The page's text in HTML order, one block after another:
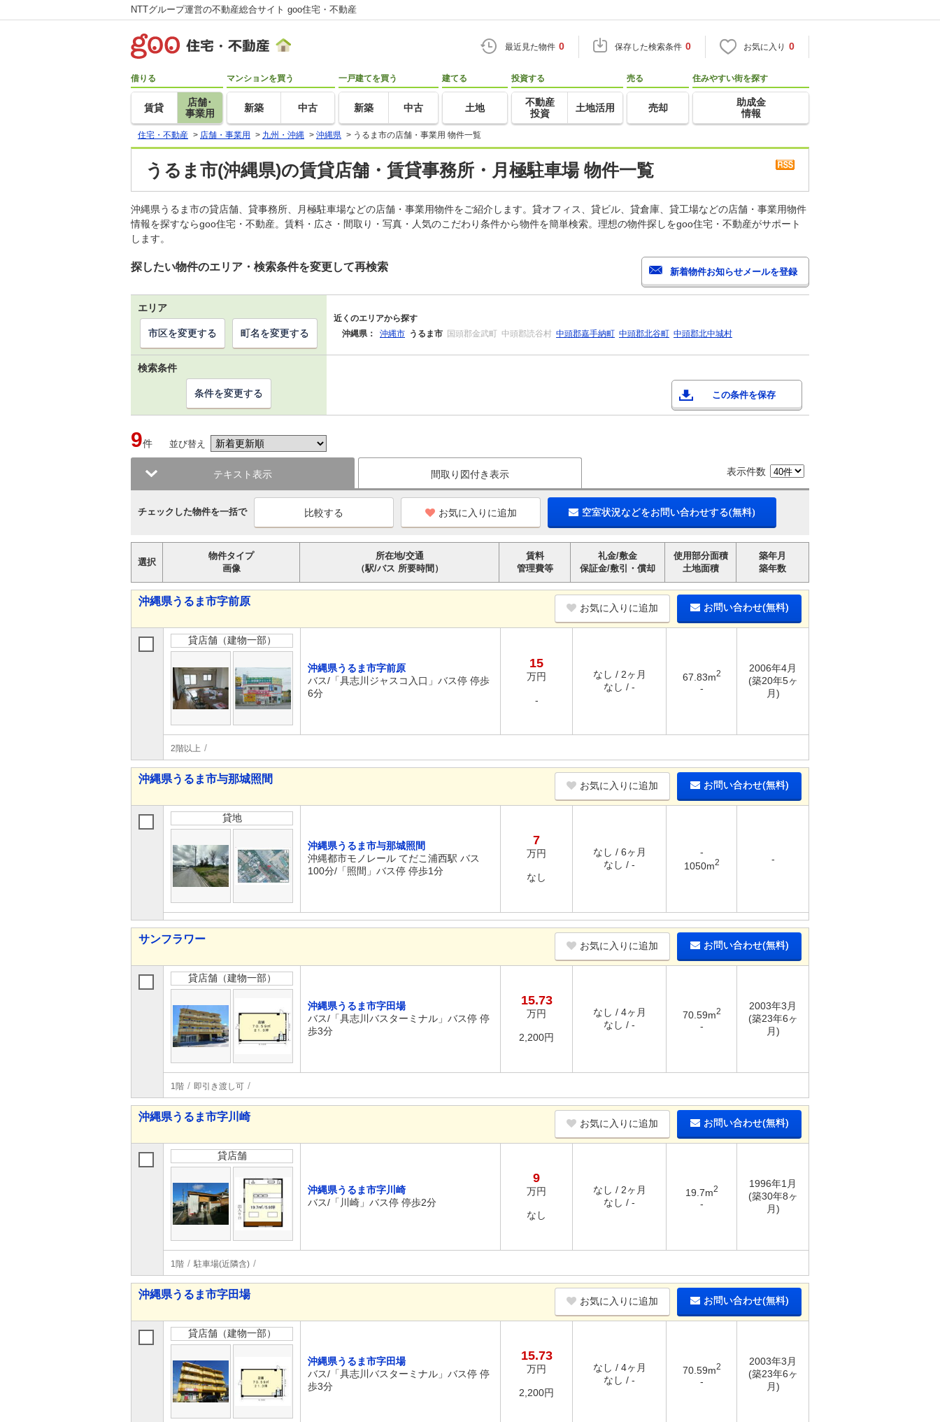
NTTグループ運営の不動産総合サイト goo住宅・不動産
最近見た物件 0 保存した検索条件 0 お気に入り 0
借りる
賃貸
店舗･
事業用
マンションを買う
新築 中古
一戸建てを買う
新築 中古
建てる
土地
投資する
不動産
投資
土地活用
売る
売却
住みやすい街を探す
助成金
情報
住宅・不動産 > 店舗・事業用 > 九州・沖縄 > 沖縄県 > うるま市の店舗・事業用 物件一覧
うるま市(沖縄県)の賃貸店舗・賃貸事務所・月極駐車場 物件一覧
沖縄県うるま市の貸店舗、貸事務所、月極駐車場などの店舗・事業用物件をご紹介します。貸オフィス、貸ビル、貸倉庫、貸工場などの店舗・事業用物件
情報を探すならgoo住宅・不動産。賃料・広さ・間取り・写真・人気のこだわり条件から物件を簡単検索。理想の物件探しをgoo住宅・不動産がサポート
します。
探したい物件のエリア・検索条件を変更して再検索
エリア
近くのエリアから探す
沖縄県：
沖縄市 うるま市 国頭郡金武町 中頭郡読谷村 中頭郡嘉手納町 中頭郡北谷町 中頭郡北中城村
市区を変更する 町名を変更する
検索条件
この条件を保存
条件を変更する
9件 並び替え
テキスト表示 間取り図付き表示 表示件数
チェックした物件を一括で お気に入りに追加 空室状況などをお問い合わせする(無料)
選択
物件タイプ
画像
所在地/交通
（駅/バス 所要時間）
賃料
管理費等
礼金/敷金
保証金/敷引・償却
使用部分面積
土地面積
築年月
築年数
沖縄県うるま市字前原
お気に入りに追加 お問い合わせ(無料)
貸店舗（建物一部）
沖縄県うるま市字前原
バス/「具志川ジャスコ入口」バス停 停歩
6分
15
万円
-
なし / 2ヶ月
なし / -
67.83m2
-
2006年4月
(築20年5ヶ
月)
2階以上
沖縄県うるま市与那城照間
お気に入りに追加 お問い合わせ(無料)
貸地
沖縄県うるま市与那城照間
沖縄都市モノレール てだこ浦西駅 バス
100分/「照間」バス停 停歩1分
7
万円
なし
なし / 6ヶ月
なし / -
-
1050m2 -
サンフラワー
お気に入りに追加 お問い合わせ(無料)
貸店舗（建物一部）
沖縄県うるま市字田場
バス/「具志川バスターミナル」バス停 停
歩3分
15.73
万円
2,200円
なし / 4ヶ月
なし / -
70.59m2
-
2003年3月
(築23年6ヶ
月)
1階 即引き渡し可
沖縄県うるま市字川崎
お気に入りに追加 お問い合わせ(無料)
貸店舗
沖縄県うるま市字川崎
バス/「川崎」バス停 停歩2分
9
万円
なし
なし / 2ヶ月
なし / -
19.7m2
-
1996年1月
(築30年8ヶ
月)
1階 駐車場(近隣含)
沖縄県うるま市字田場
お気に入りに追加 お問い合わせ(無料)
貸店舗（建物一部）
沖縄県うるま市字田場
バス/「具志川バスターミナル」バス停 停
歩3分
15.73
万円
2,200円
なし / 4ヶ月
なし / -
70.59m2
-
2003年3月
(築23年6ヶ
月)